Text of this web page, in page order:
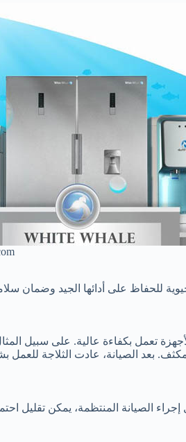
للحفاظ على أدائها الجيد وضمان
تعمل بكفاءة عالية. على سبيل
بعد الصيانة، عادت الثلاجة للعمل
الصيانة المنتظمة، يمكن تقليل